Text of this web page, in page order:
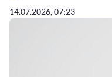
14.07.2026, 07:23